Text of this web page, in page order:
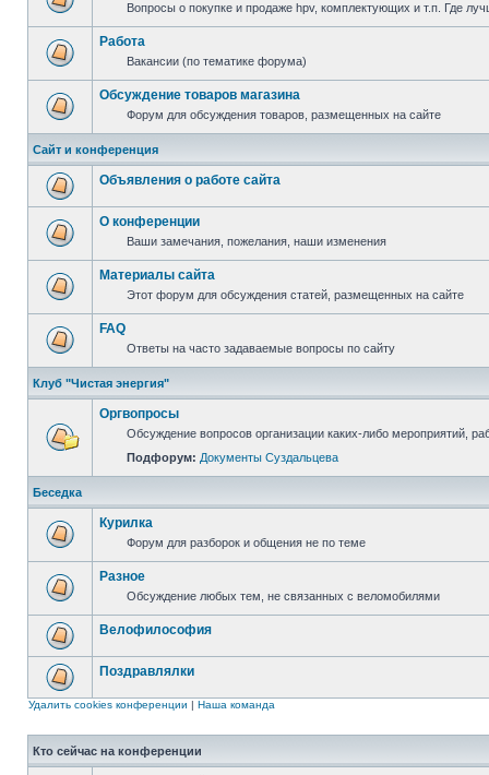
Вопросы о покупке и продаже hpv, комплектующих и т.п. Где
Работа
Вакансии (по тематике форума)
Обсуждение товаров магазина
Форум для обсуждения товаров, размещенных на сайте
Сайт и конференция
Объявления о работе сайта
О конференции
Ваши замечания, пожелания, наши изменения
Материалы сайта
Этот форум для обсуждения статей, размещенных на сайте
FAQ
Ответы на часто задаваемые вопросы по сайту
Клуб "Чистая энергия"
Оргвопросы
Обсуждение вопросов организации каких-либо мероприятий,
Подфорум: Документы Суздальцева
Беседка
Курилка
Форум для разборок и общения не по теме
Разное
Обсуждение любых тем, не связанных с веломобилями
Велофилософия
Поздравлялки
Удалить cookies конференции | Наша команда
Кто сейчас на конференции